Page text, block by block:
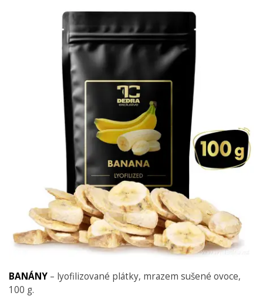
BANÁNY – lyofilizované plátky, mrazem sušené ovoce,
100 g.